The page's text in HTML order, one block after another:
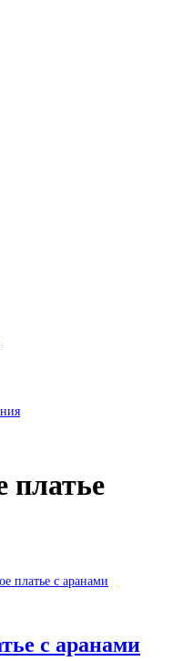
платье
с аранами